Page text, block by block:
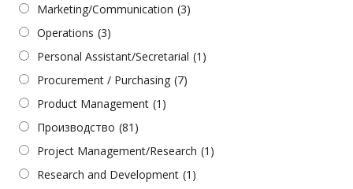
Marketing/Communication (3)
Operations (3)
Personal Assistant/Secretarial (1)
Procurement / Purchasing (7)
Product Management (1)
Производство (81)
Project Management/Research (1)
Research and Development (1)